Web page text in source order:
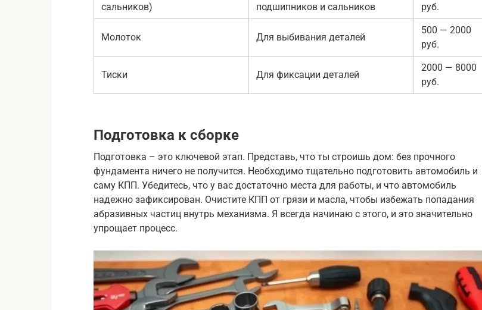
сальников)
подшипников и сальников
руб.
Молоток Для выбивания деталей
500 — 2000
руб.
Тиски Для фиксации деталей
2000 — 8000
руб.
Подготовка к сборке
Подготовка – это ключевой этап. Представь, что ты строишь дом: без прочного
фундамента ничего не получится. Необходимо тщательно подготовить автомобиль и
саму КПП. Убедитесь, что у вас достаточно места для работы, и что автомобиль
надежно зафиксирован. Очистите КПП от грязи и масла, чтобы избежать попадания
абразивных частиц внутрь механизма. Я всегда начинаю с этого, и это значительно
упрощает процесс.